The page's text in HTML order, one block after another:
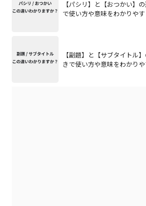
【パシリ】と【おつかい】
で使い方や意味をわかりや
【副題】と【サブタイトル
きで使い方や意味をわかり